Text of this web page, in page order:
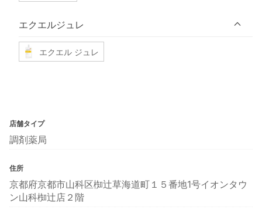
エクエルジュレ
エクエル ジュレ
店舗タイプ
調剤薬局
住所
京都府京都市山科区椥辻草海道町１５番地1号イオンタウ
ン山科椥辻店２階